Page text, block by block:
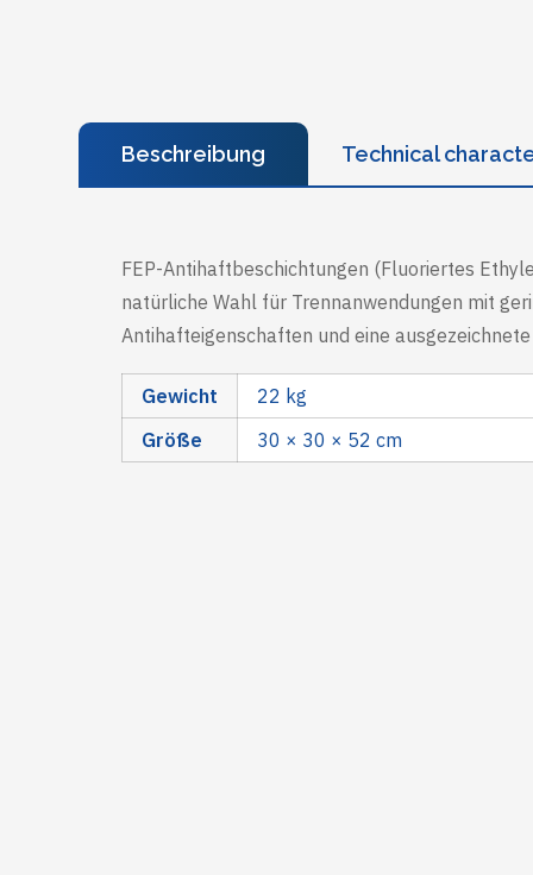
Beschreibung Technical
FEP-Antihaftbeschichtungen (Fluoriertes
natürliche Wahl für Trennanwendungen mit
Antihafteigenschaften und eine
Gewicht
22 kg
Größe
30 × 30 × 52 cm